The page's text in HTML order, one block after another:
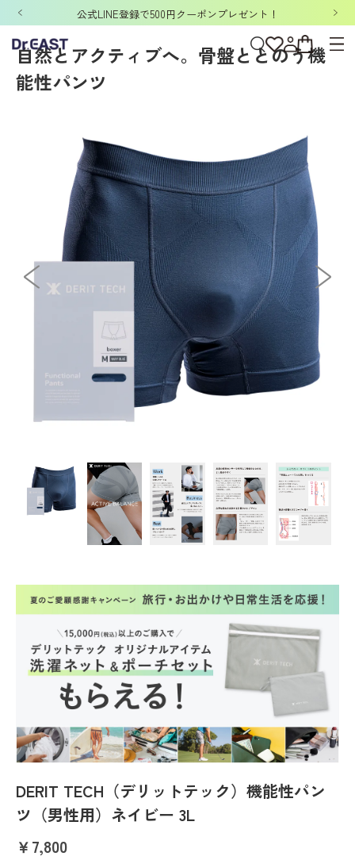
「洗濯ネット&ポーチ」ノベルティキャンペーン開催中！
ホーム DERIT TECH >DERIT TECHメンズ >パンツ >DERIT TECH（デリット
自然とアクティブへ。骨盤ととのう機
能性パンツ
DERIT TECH（デリットテック）機能性パン
ツ（男性用）ネイビー 3L
￥7,800